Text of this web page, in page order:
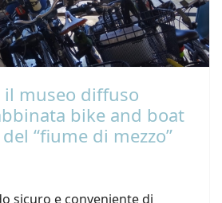
il museo diffuso
bike and boat
“fiume di mezzo”
sicuro e conveniente di